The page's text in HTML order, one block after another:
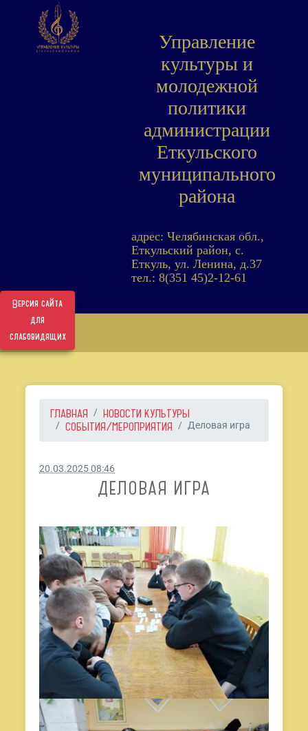
Версия сайта
для
слабовидящих
Управление
культуры и
молодежной
политики
администрации
Еткульского
муниципального
района
адрес: Челябинская обл.,
Еткульский район, с.
Еткуль, ул. Ленина, д.37
тел.: 8(351 45)2-12-61
ГЛАВНАЯ
НОВОСТИ КУЛЬТУРЫ
СОБЫТИЯ/МЕРОПРИЯТИЯ
Деловая игра
20.03.2025 08:46
ДЕЛОВАЯ ИГРА